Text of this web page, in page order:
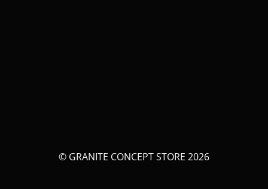
© GRANITE CONCEPT STORE 2026